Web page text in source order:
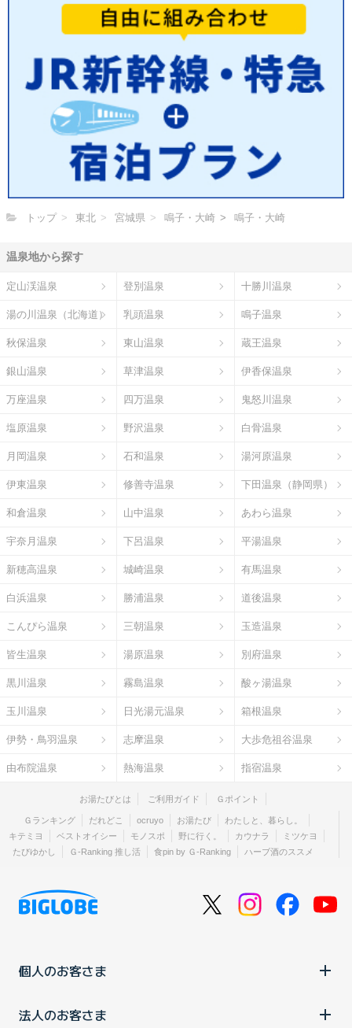
トップ 東北 宮城県 鳴子・大崎 鳴子・大崎
温泉地から探す
定山渓温泉 登別温泉 十勝川温泉
湯の川温泉（北海道） 乳頭温泉 鳴子温泉
秋保温泉 東山温泉 蔵王温泉
銀山温泉 草津温泉 伊香保温泉
万座温泉 四万温泉 鬼怒川温泉
塩原温泉 野沢温泉 白骨温泉
月岡温泉 石和温泉 湯河原温泉
伊東温泉 修善寺温泉 下田温泉（静岡県）
和倉温泉 山中温泉 あわら温泉
宇奈月温泉 下呂温泉 平湯温泉
新穂高温泉 城崎温泉 有馬温泉
白浜温泉 勝浦温泉 道後温泉
こんぴら温泉 三朝温泉 玉造温泉
皆生温泉 湯原温泉 別府温泉
黒川温泉 霧島温泉 酸ヶ湯温泉
玉川温泉 日光湯元温泉 箱根温泉
伊勢・鳥羽温泉 志摩温泉 大歩危祖谷温泉
由布院温泉 熱海温泉 指宿温泉
お湯たびとは ご利用ガイド Ｇポイント
Ｇランキング だれどこ ocruyo お湯たび
わたしと、暮らし。
キテミヨ
ベストオイシー モノスポ 野に行く。 カウナラ
ミツケヨ
たびゆかし
Ｇ-Ranking 推し活 食pin by Ｇ-Ranking ハーブ酒のススメ
個人のお客さま
法人のお客さま